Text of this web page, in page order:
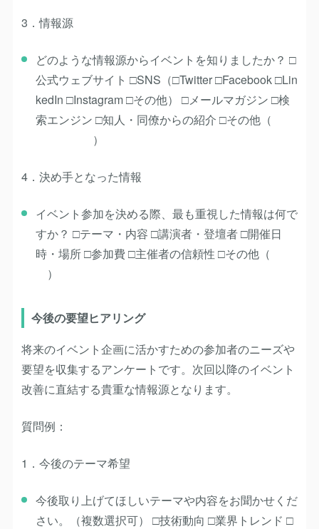
3．情報源
どのような情報源からイベントを知りましたか？ □
公式ウェブサイト □SNS（□Twitter □Facebook □Lin
kedIn □Instagram □その他） □メールマガジン □検
索エンジン □知人・同僚からの紹介 □その他（
）
4．決め手となった情報
イベント参加を決める際、最も重視した情報は何で
すか？ □テーマ・内容 □講演者・登壇者 □開催日
時・場所 □参加費 □主催者の信頼性 □その他（
）
今後の要望ヒアリング
将来のイベント企画に活かすための参加者のニーズや
要望を収集するアンケートです。次回以降のイベント
改善に直結する貴重な情報源となります。
質問例：
1．今後のテーマ希望
今後取り上げてほしいテーマや内容をお聞かせくだ
さい。（複数選択可） □技術動向 □業界トレンド □